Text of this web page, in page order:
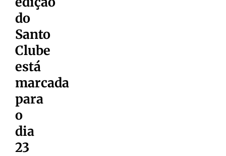
do
Santo
Clube
está
marcada
para
o
dia
23